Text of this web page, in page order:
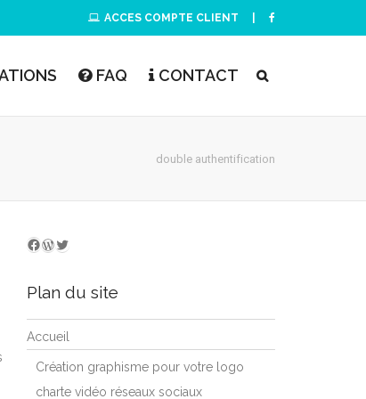
ACCES COMPTE CLIENT
FAQ CONTACT
double authentification
Nous suivre sur facebook
WordPress
Twitter
Plan du site
Accueil
Création graphisme pour votre logo
charte vidéo réseaux sociaux